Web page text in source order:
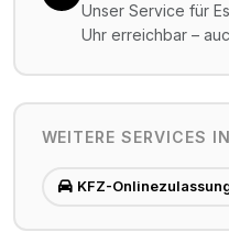
Unser Service für
Uhr erreichbar –
WEITERE SERVICES IN
KFZ-